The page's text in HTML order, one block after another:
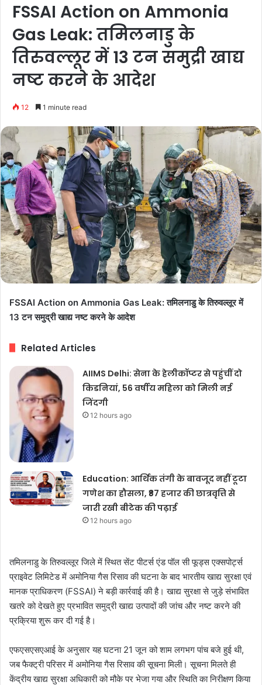
FSSAI Action on Ammonia
Gas Leak: तमिलनाडु के
तिरुवल्लूर में 13 टन समुद्री खाद्य
नष्ट करने के आदेश
12 1 minute read
FSSAI Action on Ammonia Gas Leak: तमिलनाडु के तिरुवल्लूर में
13 टन समुद्री खाद्य नष्ट करने के आदेश
Related Articles
AIIMS Delhi: सेना के हेलीकॉप्टर से पहुंचीं दो
किडनियां, 56 वर्षीय महिला को मिली नई
जिंदगी
12 hours ago
Education: आर्थिक तंगी के बावजूद नहीं टूटा
गणेश का हौसला, ₹87 हजार की छात्रवृत्ति से
जारी रखी बीटेक की पढ़ाई
12 hours ago
तमिलनाडु के तिरुवल्लूर जिले में स्थित सेंट पीटर्स एंड पॉल सी फूड्स एक्सपोर्ट्स
प्राइवेट लिमिटेड में अमोनिया गैस रिसाव की घटना के बाद भारतीय खाद्य सुरक्षा एवं
मानक प्राधिकरण (FSSAI) ने बड़ी कार्रवाई की है। खाद्य सुरक्षा से जुड़े संभावित
खतरे को देखते हुए प्रभावित समुद्री खाद्य उत्पादों की जांच और नष्ट करने की
प्रक्रिया शुरू कर दी गई है।
एफएसएसएआई के अनुसार यह घटना 21 जून को शाम लगभग पांच बजे हुई थी,
जब फैक्ट्री परिसर में अमोनिया गैस रिसाव की सूचना मिली। सूचना मिलते ही
केंद्रीय खाद्य सुरक्षा अधिकारी को मौके पर भेजा गया और स्थिति का निरीक्षण किया